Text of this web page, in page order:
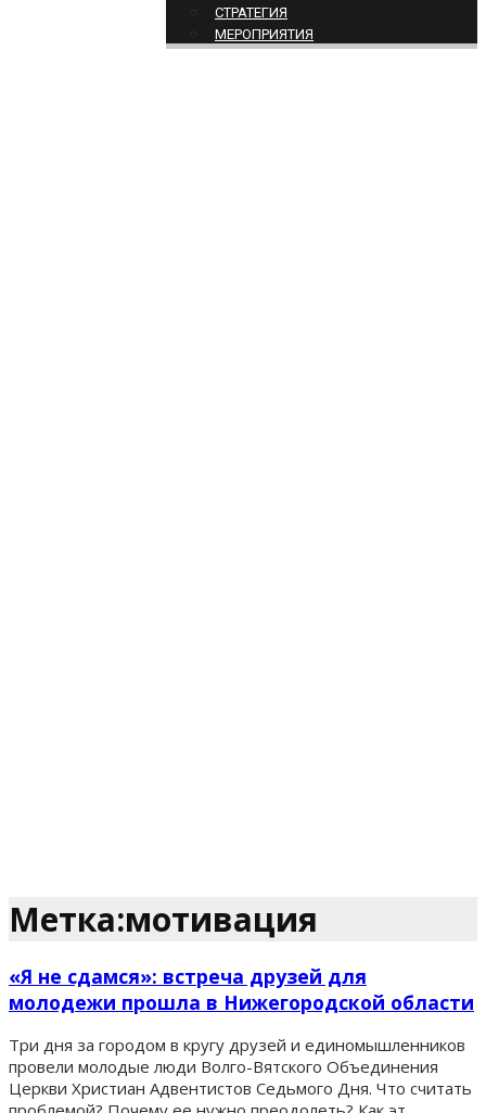
СТРАТЕГИЯ
МЕРОПРИЯТИЯ
Метка:мотивация
«Я не сдамся»: встреча друзей для
молодежи прошла в Нижегородской области
Три дня за городом в кругу друзей и единомышленников
провели молодые люди Волго-Вятского Объединения
Церкви Христиан Адвентистов Седьмого Дня. Что считать